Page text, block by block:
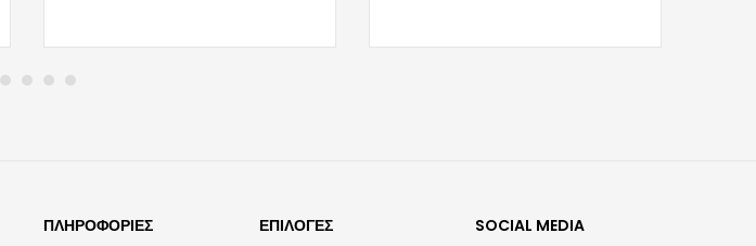
ΠΛΗΡΟΦΟΡΊΕΣ
ΕΠΙΛΟΓΈΣ
SOCIAL MEDIA